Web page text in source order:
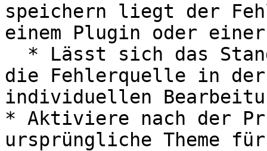
speichern liegt der
einem Plugin oder
die Fehlerquelle in der
individuellen
* Aktiviere nach der
ursprüngliche Theme